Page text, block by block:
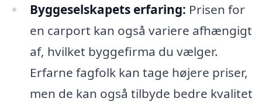
Byggeselskapets erfaring: Prisen for
en carport kan også variere afhængigt
af, hvilket byggefirma du vælger.
Erfarne fagfolk kan tage højere priser,
men de kan også tilbyde bedre kvalitet